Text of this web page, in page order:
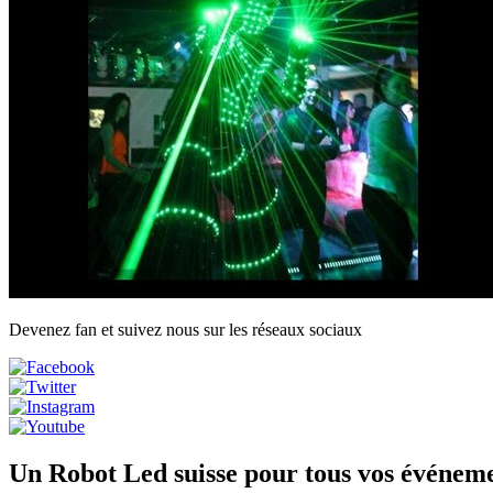
Devenez fan et suivez nous sur les réseaux sociaux
Un Robot Led suisse pour tous vos